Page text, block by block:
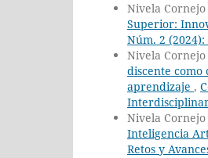
Nivela
Superior:
Núm. 2
Nivela
discente como
aprendizaje ,
Nivela
Inteligencia
Retos y